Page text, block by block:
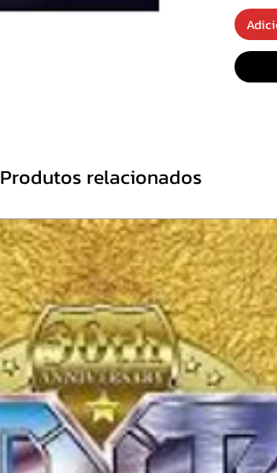
CD 2 -
09.A
Produtos relacionados